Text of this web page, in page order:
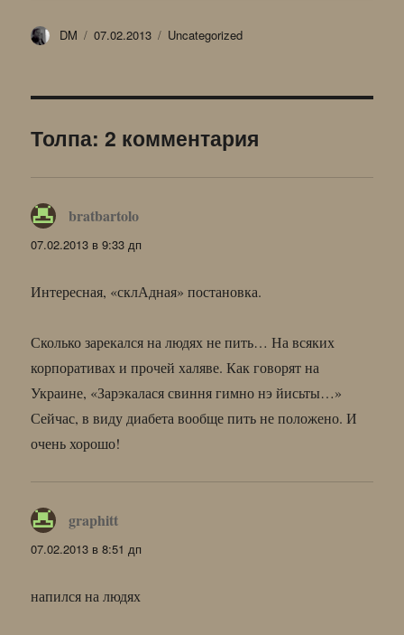
Автор
DM Опубликовано
07.02.2013 Рубрики
Uncategorized
Толпа: 2 комментария
bratbartolo
07.02.2013 в 9:33 дп
Интересная, «склАдная» постановка.
Сколько зарекался на людях не пить… На всяких
корпоративах и прочей халяве. Как говорят на
Украине, «Зарэкалася свиння гимно нэ йисьты…»
Сейчас, в виду диабета вообще пить не положено. И
очень хорошо!
graphitt
07.02.2013 в 8:51 дп
напился на людях